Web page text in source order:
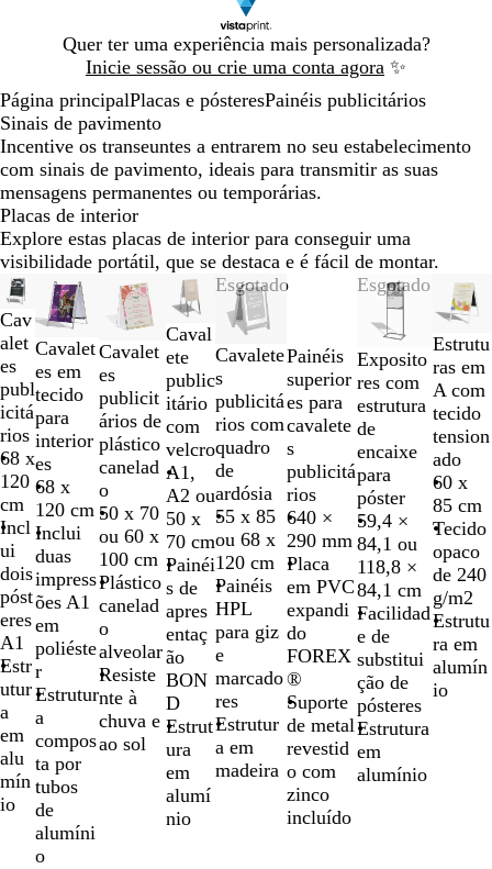
Quer ter uma experiência mais personalizada?
Inicie sessão ou crie uma conta agora ✨
Diapositivo
1
Página principalPlacas e pósteresPainéis publicitários
Sinais de pavimento
Incentive os transeuntes a entrarem no seu estabelecimento
com sinais de pavimento, ideais para transmitir as suas
mensagens permanentes ou temporárias.
Placas de interior
Explore estas placas de interior para conseguir uma
visibilidade portátil, que se destaca e é fácil de montar.
Cav
alet
es
publ
icitá
rios
68 x
120
cm
Incl
ui
dois
póst
eres
A1
Estr
utur
a
em
alu
mín
io
Cavalet
es em
tecido
para
interior
es
68 x
120 cm
Inclui
duas
impress
ões A1
em
poliéste
r
Estrutur
a
compos
ta por
tubos
de
alumíni
o
Cavalet
es
publicit
ários de
plástico
canelad
o
50 x 70
ou 60 x
100 cm
Plástico
canelad
o
alveolar
Resiste
nte à
chuva e
ao sol
Caval
ete
public
itário
com
velcro
A1,
A2 ou
50 x
70 cm
Painéi
s de
apres
entaç
ão
BON
D
Estrut
ura
em
alumí
nio
Esgotado
Cavalete
s
publicitá
rios com
quadro
de
ardósia
55 x 85
ou 68 x
120 cm
Painéis
HPL
para giz
e
marcado
res
Estrutur
a em
madeira
Painéis
superior
es para
cavalete
s
publicitá
rios
640 ×
290 mm
Placa
em PVC
expandi
do
FOREX
®
Suporte
de metal
revestid
o com
zinco
incluído
Esgotado
Exposito
res com
estrutura
de
encaixe
para
póster
59,4 ×
84,1 ou
118,8 ×
84,1 cm
Facilidad
e de
substitui
ção de
pósteres
Estrutura
em
alumínio
Estrutu
ras em
A com
tecido
tension
ado
60 x
85 cm
Tecido
opaco
de 240
g/m2
Estrutu
ra em
alumín
io
Diapositivos
1
a
2
de
8